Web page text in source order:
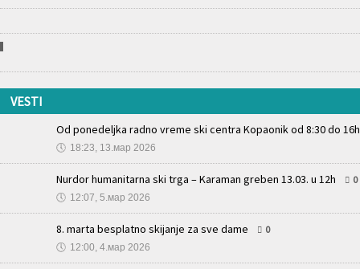
VESTI
Od ponedeljka radno vreme ski centra Kopaonik od 8:30 do 16h
🕔 18:23, 13.мар 2026
Nurdor humanitarna ski trga – Karaman greben 13.03. u 12h 0
🕔 12:07, 5.мар 2026
8. marta besplatno skijanje za sve dame 0
🕔 12:00, 4.мар 2026